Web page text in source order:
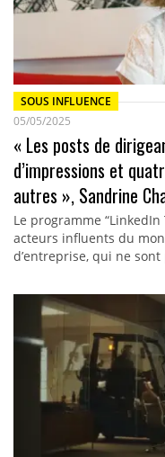
SOUS INFLUENCE
05/05/2025
« Les posts de
d’impressions et
autres », Sandrine
Le programme
acteurs influents du
d’entreprise, qui ne